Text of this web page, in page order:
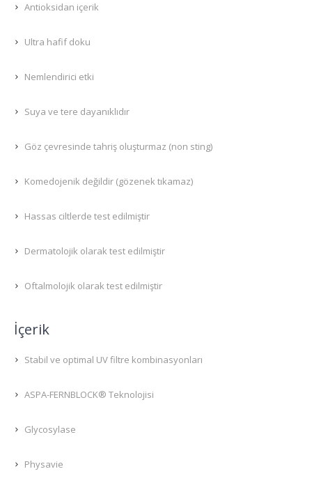
Antioksidan içerik
Ultra hafif doku
Nemlendirici etki
Suya ve tere dayanıklıdır
Göz çevresinde tahriş oluşturmaz (non sting)
Komedojenik değildir (gözenek tıkamaz)
Hassas ciltlerde test edilmiştir
Dermatolojik olarak test edilmiştir
Oftalmolojik olarak test edilmiştir
İçerik
Stabil ve optimal UV filtre kombinasyonları
ASPA-FERNBLOCK® Teknolojisi
Glycosylase
Physavie